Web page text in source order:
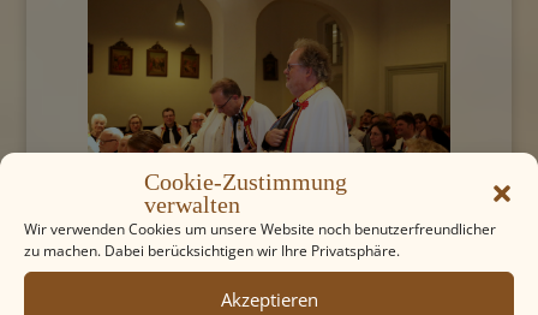
Cookie-Zustimmung
verwalten
Wir verwenden Cookies um unsere Website noch benutzerfreundlicher
zu machen. Dabei berücksichtigen wir Ihre Privatsphäre.
Akzeptieren